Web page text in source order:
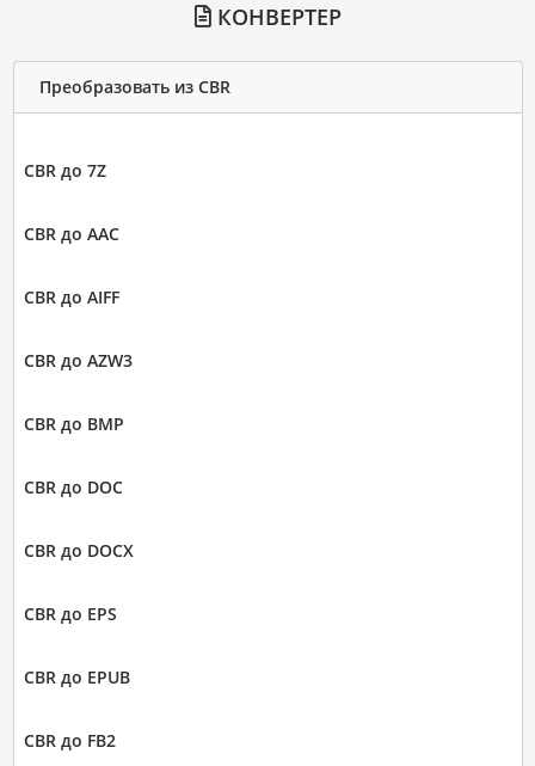
КОНВЕРТЕР
Преобразовать из CBR
CBR до 7Z
CBR до AAC
CBR до AIFF
CBR до AZW3
CBR до BMP
CBR до DOC
CBR до DOCX
CBR до EPS
CBR до EPUB
CBR до FB2